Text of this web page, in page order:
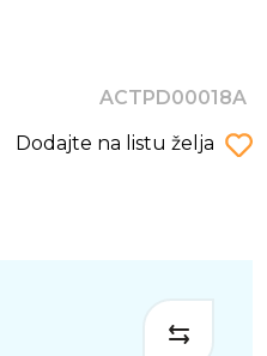
ACTPD00018A
Dodajte na listu želja